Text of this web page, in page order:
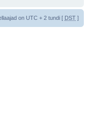
on UTC + 2 tundi [ DST ]